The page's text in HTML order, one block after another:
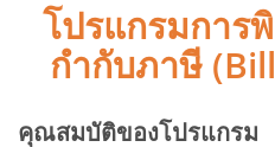
โปรแกรมการ
กำกับภาษี
คุณสมบัติของโปรแกรม